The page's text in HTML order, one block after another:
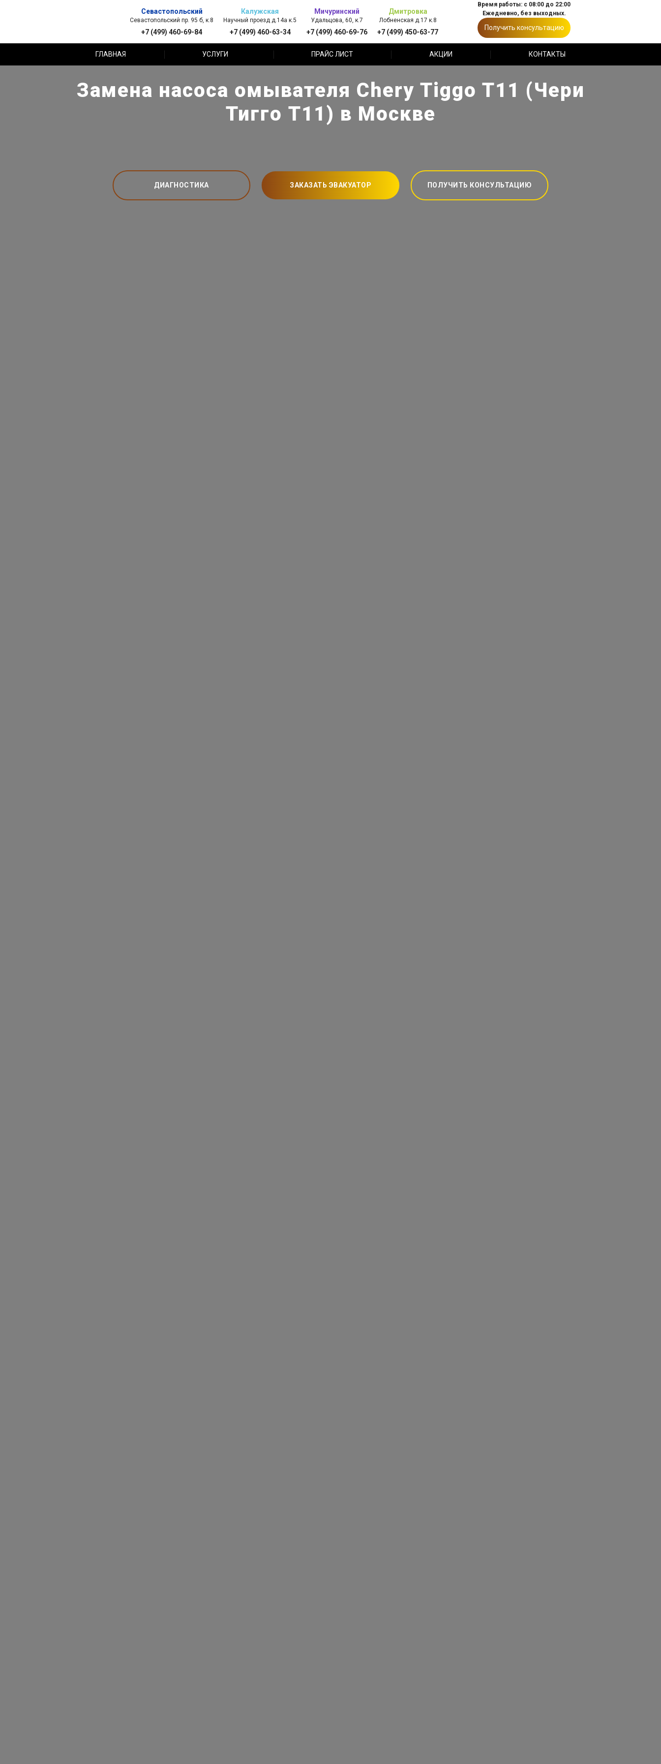
Севастопольский
Севастопольский пр. 95 б, к.8
+7 (499) 460-69-84
Калужская
Научный проезд д.14а к.5
+7 (499) 460-63-34
Мичуринский
Удальцова, 60, к.7
+7 (499) 460-69-76
Дмитровка
Лобненская д.17 к.8
+7 (499) 450-63-77
Время работы: с 08:00 до 22:00
Ежедневно, без выходных.
Получить консультацию
ГЛАВНАЯ УСЛУГИ ПРАЙС ЛИСТ АКЦИИ КОНТАКТЫ
Замена насоса омывателя Chery Tiggo T11 (Чери
Тигго Т11) в Москве
ДИАГНОСТИКА ЗАКАЗАТЬ ЭВАКУАТОР ПОЛУЧИТЬ КОНСУЛЬТАЦИЮ